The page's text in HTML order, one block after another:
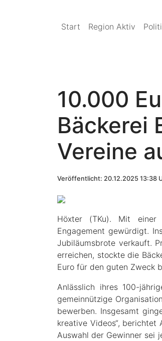
Start Region Aktiv
10.000
Bäckerei
Vereine
Veröffentlicht: 20.12.2025 13:38
Höxter (TKu). Mit einer
Engagement gewürdigt.
Jubiläumsbrote verkauft.
erreichen, stockte die
Euro für den guten Zweck
Anlässlich ihres 100-
gemeinnützige
bewerben. Insgesamt
kreative Videos“,
Auswahl der Gewinner sei